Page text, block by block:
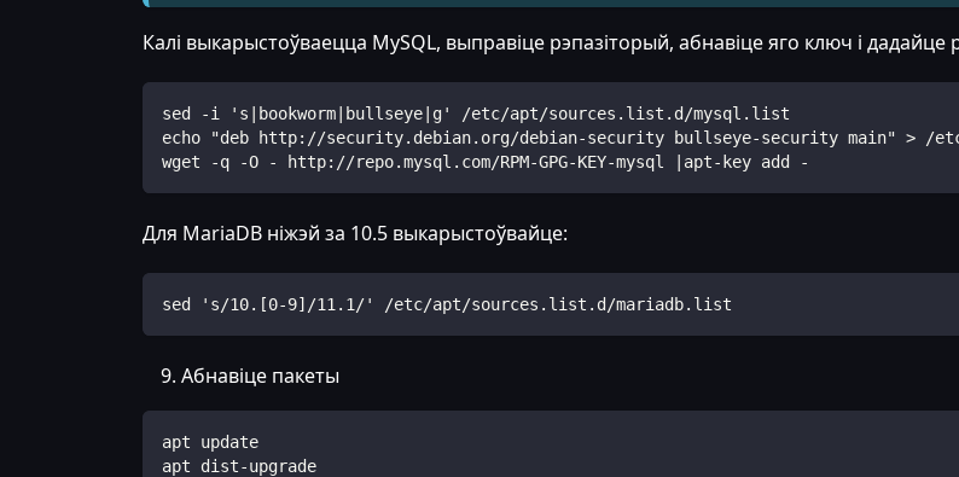
Калі выкарыстоўваецца MySQL, выправіце рэпазіторый, абнавіце яго ключ і дадайце
sed -i 's|bookworm|bullseye|g' /etc/apt/sources.list.d/mysql.list
echo "deb http://security.debian.org/debian-security bullseye-security main" >
wget -q -O - http://repo.mysql.com/RPM-GPG-KEY-mysql |apt-key add -
Для MariaDB ніжэй за 10.5 выкарыстоўвайце:
sed 's/10.[0-9]/11.1/' /etc/apt/sources.list.d/mariadb.list
Абнавіце пакеты
apt update
apt dist-upgrade